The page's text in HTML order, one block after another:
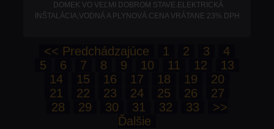
DOMEK VO VEĽMI DOBROM STAVE.ELEKTRICKÁ
INŠTALÁCIA,VODNÁ A PLYNOVÁ.CENA VRÁTANE 23% DPH
<< Predchádzajúce 1 2 3
4
5
6 7 8 9 10 11 12
13
14
15 16 17 18 19
20
21
22 23 24 25 26
27
28
29 30 31 32 33
>>
Ďalšie